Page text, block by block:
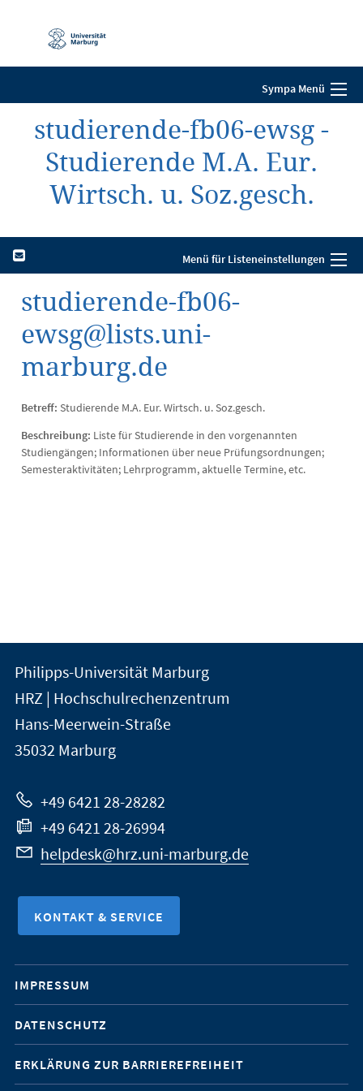
Navigation
Sympa Menü
studierende-fb06-ewsg -
Studierende M.A. Eur.
Wirtsch. u. Soz.gesch.
Menü für Listeneinstellungen
studierende-fb06-
ewsg@lists.uni-
marburg.de
Betreff: Studierende M.A. Eur. Wirtsch. u. Soz.gesch.
Beschreibung: Liste für Studierende in den vorgenannten
Studiengängen; Informationen über neue Prüfungsordnungen;
Semesteraktivitäten; Lehrprogramm, aktuelle Termine, etc.
Kontakt
und
Informationen
zur
Website
der
Universität
Marburg
Philipps-Universität Marburg
HRZ | Hochschulrechenzentrum
Hans-Meerwein-Straße
35032 Marburg
+49 6421 28-28282
+49 6421 28-26994
helpdesk@hrz.uni-marburg.de
KONTAKT & SERVICE
Mobile-
Service-
Navigation
IMPRESSUM
DATENSCHUTZ
ERKLÄRUNG ZUR BARRIEREFREIHEIT